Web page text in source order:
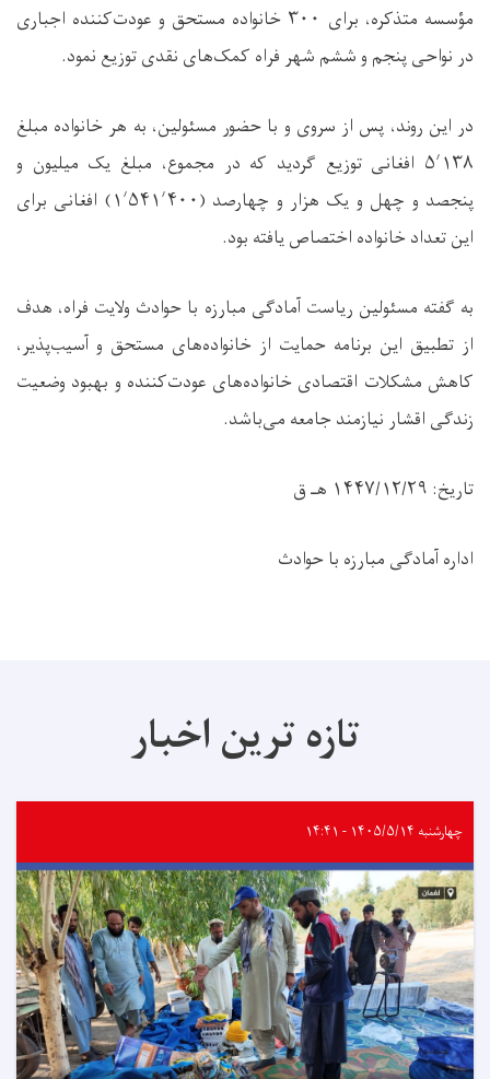
مؤسسه متذکره، برای ۳۰۰ خانواده مستحق و عودت‌کننده اجباری
در نواحی پنجم و ششم شهر فراه کمک‌های نقدی توزیع نمود.
در این روند، پس از سروی و با حضور مسئولین، به هر خانواده مبلغ
۵٬۱۳۸ افغانی توزیع گردید که در مجموع، مبلغ یک میلیون و
پنجصد و چهل و یک هزار و چهارصد (۱٬۵۴۱٬۴۰۰) افغانی برای
این تعداد خانواده اختصاص یافته بود.
به گفته مسئولین ریاست آمادگی مبارزه با حوادث ولایت فراه، هدف
از تطبیق این برنامه حمایت از خانواده‌های مستحق و آسیب‌پذیر،
کاهش مشکلات اقتصادی خانواده‌های عودت‌کننده و بهبود وضعیت
زندگی اقشار نیازمند جامعه می‌باشد.
تاریخ: ۱۴۴۷/۱۲/۲۹ هـ ق
اداره آمادگی مبارزه با حوادث
تازه ترین اخبار
چهارشنبه ۱۴۰۵/۵/۱۴ - ۱۴:۴۱